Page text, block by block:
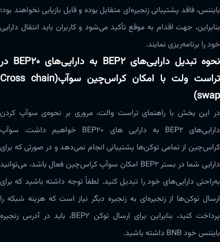
بایننس، فاقد پشتیبانی زنجیره‌ای متقابل بوده و قابل بازیابی نخواهند بود؛
بنابراین، جهت اقدام به موقع تأکید می‌شود و کاربران باید انتقال دارایی
خود را برنامه‌ریزی نمایند.
نحوه تبدیل دارایی‌های BEP2 به دارایی‌های BEP20 در
تراست ولت با امکان کراس‌چین سوآپ(Cross chain
swap)
در این بخش با راهنمای تراست والت، مروری بر نحوه‌ی‌ سوآپ کردن
دارایی‌های BEP2 به دارایی های BEP20 خواهیم داشت. سوآپ
کراس‌چین از تمامی توکن‌ها پشتیبانی انجام نمی‌دهد و در صورتی که برای
دارایی شما در بستر BEP2 امکان‌‌‌ سوآپ کراس‌چین فعال باشد، می‌توانید
به‌راحتی دارایی‌های خود را تبدیل کنید. لطفاً توجه داشته باشید که برای
ارسال توکن‌ها از زنجیره‌ای به زنجیره دیگر نیاز است که هزینه شبکه را
پرداخت کنید، بنابراین برای ارسال توکن BEP2، باید در آدرس زنجیره
بایننس خود BNB داشته باشید.